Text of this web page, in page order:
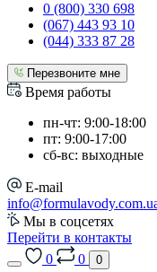
0 (800) 330 698
(067) 443 93 10
(044) 333 87 28
Перезвоните мне
Время работы
пн-чт: 9:00-18:00
пт: 9:00-17:00
сб-вс: выходные
E-mail
Мы в соцсетях
Перейти в контакты
0
0 0